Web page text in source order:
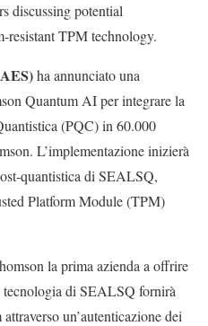
discussing potential
resistant TPM technology.
ha annunciato una
Quantum AI per integrare la
(PQC) in 60.000
L’implementazione inizierà
quantistica di SEALSQ,
Platform Module (TPM)
la prima azienda a offrire
di SEALSQ fornirà
un’autenticazione dei